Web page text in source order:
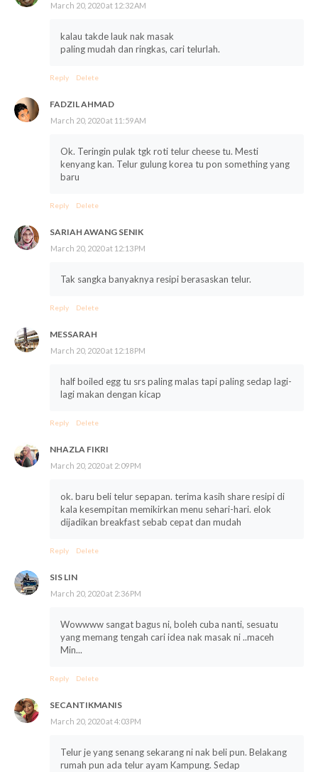
March 20, 2020 at 12:32 AM
kalau takde lauk nak masak
paling mudah dan ringkas, cari telurlah.
Reply Delete
FADZIL AHMAD
March 20, 2020 at 11:59 AM
Ok. Teringin pulak tgk roti telur cheese tu. Mesti
kenyang kan. Telur gulung korea tu pon something yang
baru
Reply Delete
SARIAH AWANG SENIK
March 20, 2020 at 12:13 PM
Tak sangka banyaknya resipi berasaskan telur.
Reply Delete
MESSARAH
March 20, 2020 at 12:18 PM
half boiled egg tu srs paling malas tapi paling sedap lagi-
lagi makan dengan kicap
Reply Delete
NHAZLA FIKRI
March 20, 2020 at 2:09 PM
ok. baru beli telur sepapan. terima kasih share resipi di
kala kesempitan memikirkan menu sehari-hari. elok
dijadikan breakfast sebab cepat dan mudah
Reply Delete
SIS LIN
March 20, 2020 at 2:36 PM
Wowwww sangat bagus ni, boleh cuba nanti, sesuatu
yang memang tengah cari idea nak masak ni ..maceh
Min...
Reply Delete
SECANTIKMANIS
March 20, 2020 at 4:03 PM
Telur je yang senang sekarang ni nak beli pun. Belakang
rumah pun ada telur ayam Kampung. Sedap